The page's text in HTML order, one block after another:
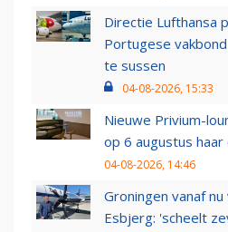
Directie Lufthansa
Portugese
te sussen
04-08-2026, 15:33
Nieuwe Privium-
op 6 augustus haar
04-08-2026, 14:46
Groningen vanaf
Esbjerg: 'scheelt